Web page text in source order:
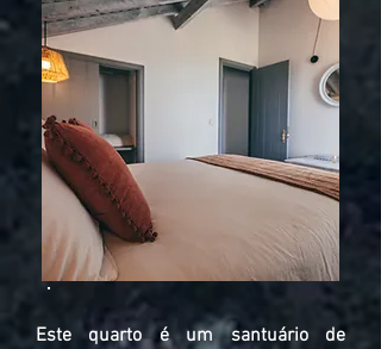
Este quarto é um santuário de